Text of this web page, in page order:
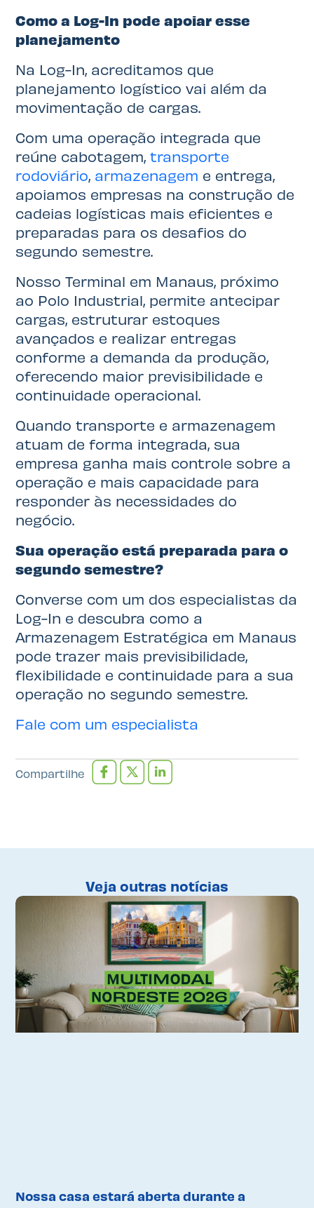
Como a Log-In pode apoiar esse
planejamento
Na Log-In, acreditamos que
planejamento logístico vai além da
movimentação de cargas.
Com uma operação integrada que
reúne cabotagem,transporte
rodoviário, armazenagem e entrega,
apoiamos empresas na construção de
cadeias logísticas mais eficientes e
preparadas para os desafios do
segundo semestre.
Nosso Terminal em Manaus, próximo
ao Polo Industrial, permite antecipar
cargas, estruturar estoques
avançados e realizar entregas
conforme a demanda da produção,
oferecendo maior previsibilidade e
continuidade operacional.
Quando transporte e armazenagem
atuam de forma integrada, sua
empresa ganha mais controle sobre a
operação e mais capacidade para
responder às necessidades do
negócio.
Sua operação está preparada para o
segundo semestre?
Converse com um dos especialistas da
Log-In e descubra como a
Armazenagem Estratégica em Manaus
pode trazer mais previsibilidade,
flexibilidade e continuidade para a sua
operação no segundo semestre.
Fale com um especialista
Compartilhe
Veja outras notícias
Nossa casa estará aberta durante a